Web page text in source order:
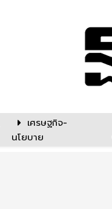
เศรษฐกิจ-
นโยบาย